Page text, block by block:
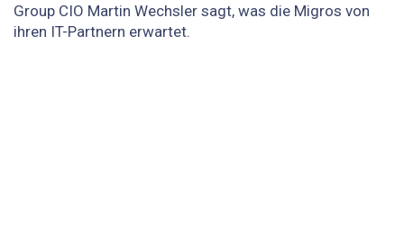
Group CIO Martin Wechsler sagt, was die Migros von
ihren IT-Partnern erwartet.